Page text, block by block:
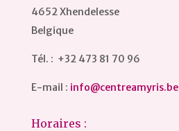
4652 Xhendelesse
Belgique
Tél. : +32 473 81 70 96
E-mail : info@centreamyris.be
Horaires :